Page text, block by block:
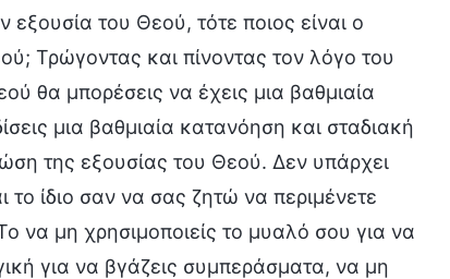
του Θεού, τότε ποιος είναι ο
Τρώγοντας και πίνοντας τον λόγο του
θα μπορέσεις να έχεις μια βαθμιαία
μια βαθμιαία κατανόηση και σταδιακή
της εξουσίας του Θεού. Δεν υπάρχει
ίδιο σαν να σας ζητώ να περιμένετε
να μη χρησιμοποιείς το μυαλό σου για να
για να βγάζεις συμπεράσματα, να μη